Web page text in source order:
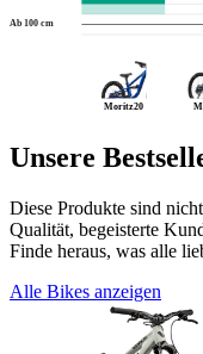
Ab 100 cm
Moritz20
Unsere
Diese Produkte sind
Qualität, begeisterte
Finde heraus, was alle
Alle Bikes anzeigen